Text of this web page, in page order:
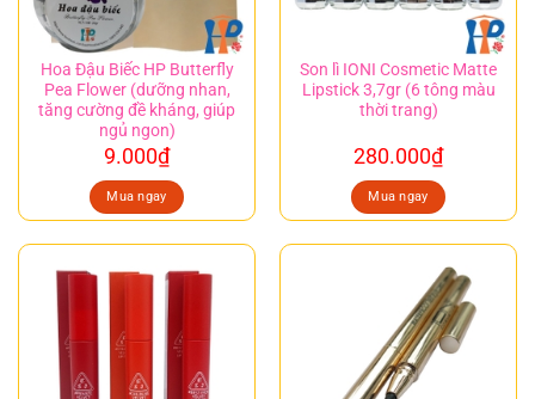
Hoa Đậu Biếc HP Butterfly
Pea Flower (dưỡng nhan,
tăng cường đề kháng, giúp
ngủ ngon)
9.000₫
Mua ngay
Son lì IONI Cosmetic Matte
Lipstick 3,7gr (6 tông màu
thời trang)
280.000₫
Mua ngay